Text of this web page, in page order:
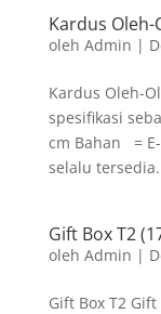
Kardus Oleh-
oleh Admin |
Kardus Oleh-
spesifikasi
cm Bahan =
selalu tersedia.
Gift Box T2
oleh Admin |
Gift Box T2